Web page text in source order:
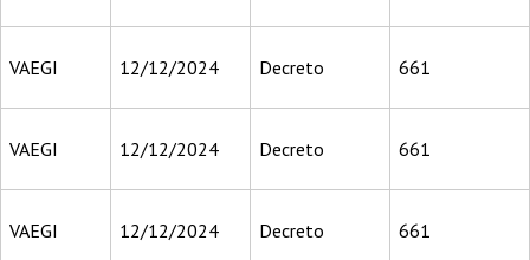
VAEGI 12/12/2024 Decreto 661
VAEGI 12/12/2024 Decreto 661
VAEGI 12/12/2024 Decreto 661